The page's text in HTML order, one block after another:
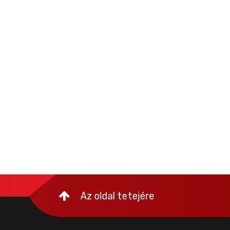
Az oldal tetejére